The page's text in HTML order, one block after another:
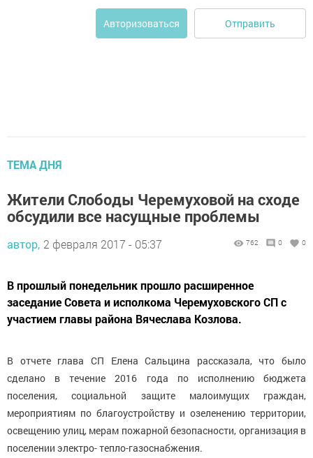
Авторизоваться Отправить
ТЕМА ДНЯ
Жители Слободы Черемуховой на сходе
обсудили все насущные проблемы
автор, 2 февраля 2017 - 05:37 762 0 0
В прошлый понедельник прошло расширенное
заседание Совета и исполкома Черемуховского СП с
участием главы района Вячеслава Козлова.
В отчете глава СП Елена Сальцина рассказала, что было
сделано в течение 2016 года по исполнению бюджета
поселения, социальной защите малоимущих граждан,
мероприятиям по благоустройству и озеленению территории,
освещению улиц, мерам пожарной безопасности, организация в
поселении электро- тепло-газоснабжения.